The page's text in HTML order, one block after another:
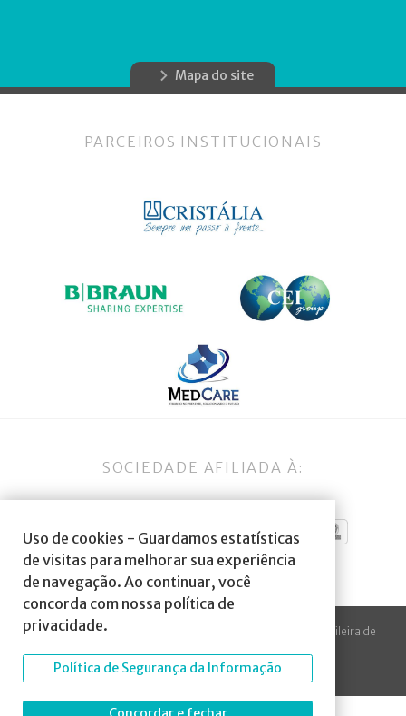
Uso de cookies - Guardamos estatísticas
de visitas para melhorar sua experiência
de navegação. Ao continuar, você
concorda com nossa política de
privacidade.
Política de Segurança da Informação
Mapa do site
PARCEIROS INSTITUCIONAIS
SOCIEDADE AFILIADA À:
© 2023 Todos os direitos reservados à SBA Sociedade Brasileira de
Desenvolvido porArte Digital Internet